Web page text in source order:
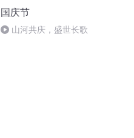
国庆节
山河共庆，盛世长歌